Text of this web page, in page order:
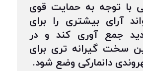
با توجه به حمایت قوی
آرای بیشتری را برای
جمع آوری کند و در
سخت گیرانه تری برای
دانمارکی وضع شود.